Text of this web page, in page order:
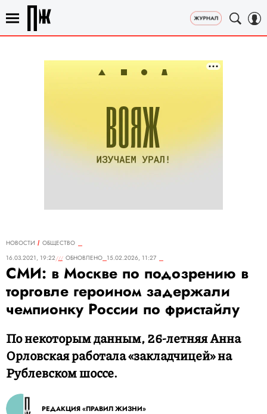
НОВОСТИ
ОБЩЕСТВО
16.03.2021, 19:22
ОБНОВЛЕНО 15.02.2026, 11:27
СМИ: в Москве по подозрению в
торговле героином задержали
чемпионку России по фристайлу
По некоторым данным, 26-летняя Анна
Орловская работала «закладчицей» на
Рублевском шоссе.
РЕДАКЦИЯ «ПРАВИЛ ЖИЗНИ»